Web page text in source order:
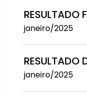
RESULTADO
janeiro/2025
RESULTADO
janeiro/2025